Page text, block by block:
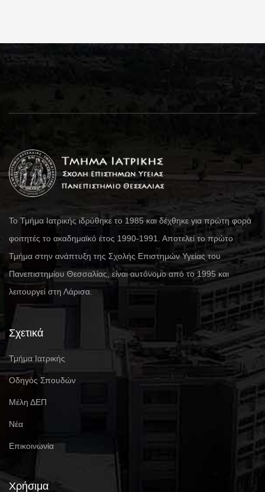
Το Τμήμα Ιατρικής ιδρύθηκε το 1985 και δέχθηκε για πρώτη φορά
φοιτητές το ακαδημαϊκό έτος 1990-1991. Αποτελεί το πρώτο
Τμήμα στην ανάπτυξη της Σχολής Επιστημών Υγείας του
Πανεπιστημίου Θεσσαλίας, είναι αυτόνομο από το 1995 και
λειτουργεί στη Λάρισα.
Σχετικά
Τμήμα Ιατρικής
Οδηγός Σπουδών
Μέλη ΔΕΠ
Νέα
Επικοινωνία
Χρήσιμα